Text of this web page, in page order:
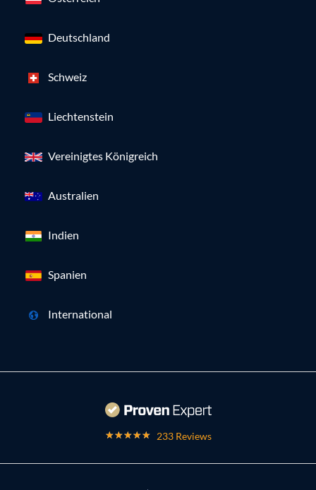
Deutschland
Schweiz
Liechtenstein
Vereinigtes Königreich
Australien
Indien
Spanien
International
233 Reviews